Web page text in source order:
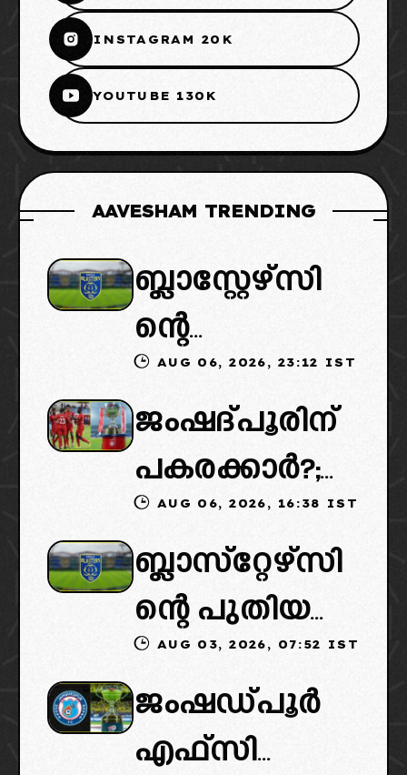
INSTAGRAM 20K
YOUTUBE 130K
AAVESHAM TRENDING
ബ്ലാസ്റ്റേഴ്സി
ന്റെ
കൈമാറ്റത്തി
ൽ ട്വിസ്റ്റ്:
പുതിയ
ഉടമകളെത്താ
ൻ വൈകും,
കോടതിയുടെ
നീക്കവും
നിർണായകം
AUG 06, 2026, 23:12 IST
ജംഷദ്പൂരിന്
പകരക്കാർ?;
ഐഎസ്എല്ലി
ൽ പുതിയ
ടീമിനെ
ഉൾപ്പെടുത്താ
ൻ
എഐഎഫ്എ
AUG 06, 2026, 16:38 IST
ബ്ലാസ്‌റ്റേഴ്‌സി
ന്റെ പുതിയ
ഉടമകളിൽ
മലബാറിൽ
നിന്നുള്ള
AUG 03, 2026, 07:52 IST
ജംഷഡ്പൂർ
എഫ്സി